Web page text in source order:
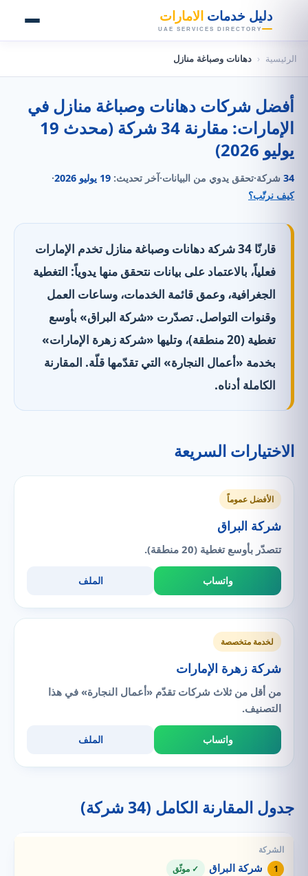
دليل خدمات الامارات
UAE SERVICES DIRECTORY
الرئيسية ‹ دهانات وصباغة منازل
أفضل شركات دهانات وصباغة منازل في
الإمارات: مقارنة 34 شركة (محدث 19
يوليو 2026)
34 شركة·تحقق يدوي من البيانات·آخر تحديث: 19 يوليو 2026
·
كيف نرتّب؟
قارنّا 34 شركة دهانات وصباغة منازل تخدم الإمارات
فعلياً، بالاعتماد على بيانات نتحقق منها يدوياً: التغطية
الجغرافية، وعمق قائمة الخدمات، وساعات العمل
وقنوات التواصل. تصدّرت «شركة البراق» بأوسع
تغطية (20 منطقة)، وتليها «شركة زهرة الإمارات»
بخدمة «أعمال النجارة» التي تقدّمها قلّة. المقارنة
الكاملة أدناه.
الاختيارات السريعة
الأفضل عموماً
شركة البراق
تتصدّر بأوسع تغطية (20 منطقة).
واتساب الملف
لخدمة متخصصة
شركة زهرة الإمارات
من أقل من ثلاث شركات تقدّم «أعمال النجارة» في هذا
التصنيف.
واتساب الملف
جدول المقارنة الكامل (34 شركة)
1 شركة البراق ✓ موثّق